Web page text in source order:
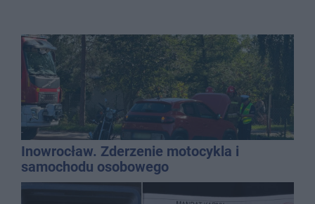
Inowrocław. Zderzenie motocykla i
samochodu osobowego